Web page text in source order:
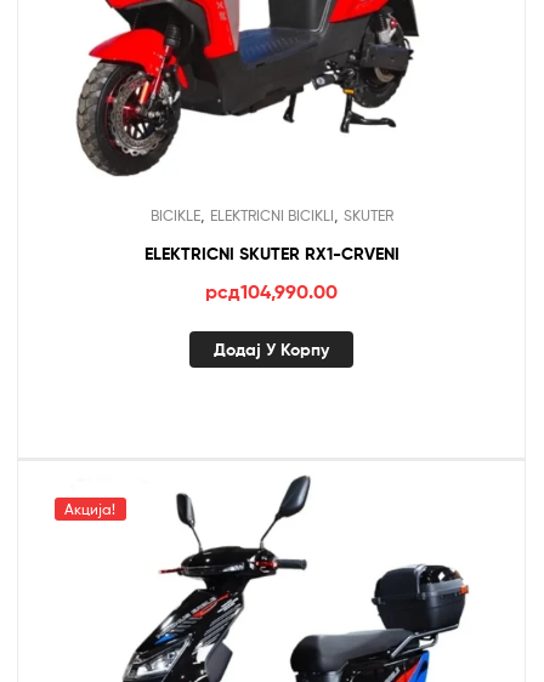
BICIKLE, ELEKTRICNI BICIKLI SKUTER
ELEKTRICNI SKUTER RX1-CRVENI
рсд104,990.00
Додај У Корпу
Акција!